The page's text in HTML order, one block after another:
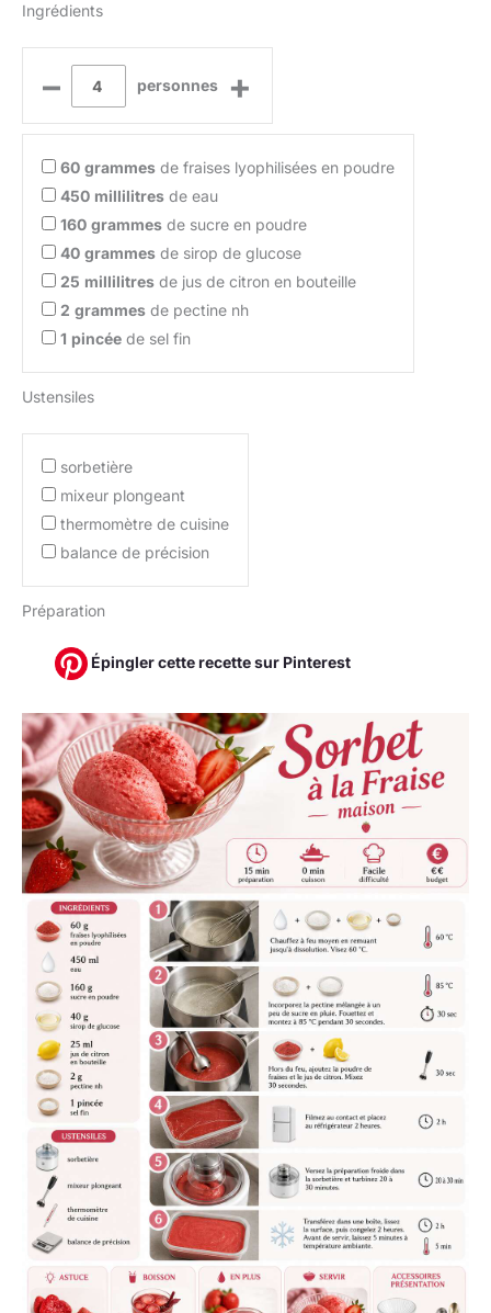
Ingrédients
– personnes +
60 grammes de fraises lyophilisées en poudre
450 millilitres de eau
160 grammes de sucre en poudre
40 grammes de sirop de glucose
25 millilitres de jus de citron en bouteille
2 grammes de pectine nh
1 pincée de sel fin
Ustensiles
sorbetière
mixeur plongeant
thermomètre de cuisine
balance de précision
Préparation
Épingler cette recette sur Pinterest